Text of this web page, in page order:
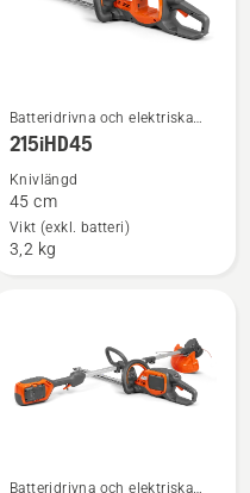
Se
mer
om
215iHD45
Batteridrivna och elektriska
häcksaxar
215iHD45
Knivlängd
45 cm
Vikt (exkl. batteri)
3,2 kg
Batteridrivna och elektriska